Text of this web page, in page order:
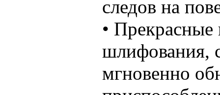
следов на
•
шлифования,
мгновенно